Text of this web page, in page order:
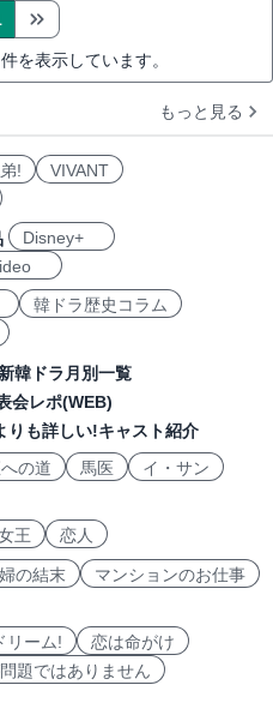
件を表示しています。
もっと見る
!
VIVANT
Disney+
韓ドラ歴史コラム
韓ドラ月別一覧
会レポ(WEB)
りも詳しい!キャスト紹介
の道 馬医
イ・サン
王 恋人
の結末
マンションのお仕事
リーム!
恋は命がけ
題ではありません